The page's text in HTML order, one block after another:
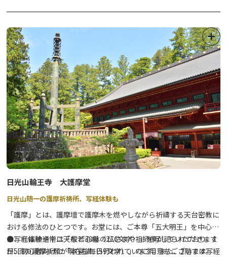
康公御画像など、貴重な御神宝がご覧いただけます。
また、1階はガイダンス機能（主に東照宮の紹介）を備え、カフェ
も併設しています。
尚、1階は無料で入館頂けます。
日光の社寺周辺は通年、混雑が予想されます。
日光旅ナビでは渋滞回避のコツや穴場のオススメスポット情報も紹
介中！↓↓
①日光の渋滞・混雑情報まとめ
②日光の社寺の混雑を避けて楽しむおススメスポット
日光山輪王寺 大護摩堂
日光山随一の護摩祈祷所、写経体験も
「護摩」とは、護摩壇で護摩木を燃やしながら祈禱する天台密教に
おける修法のひとつです。お堂には、ご本尊「五大明王」を中心
に、七福神や十二天など30躰の仏さまや祖師像が祀られており、1
日5回の護摩祈願が現在も毎日行われています。また、2階では写経
●写経体験通常は「般若心経（276文字）」を写していただきます
が、初心者向けに「本覚讃（59文字）」のご用意もございます。一